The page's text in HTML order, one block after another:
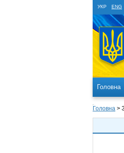
УКР ENG
Головна
Головна >